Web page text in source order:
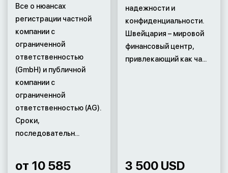
Все о нюансах
регистрации частной
компании с
ограниченной
ответственностью
(GmbH) и публичной
компании с
ограниченной
ответственностью (AG).
Сроки,
последовательн...
от 10 585
надежности и
конфиденциальности.
Швейцария – мировой
финансовый центр,
привлекающий как ча...
3 500 USD